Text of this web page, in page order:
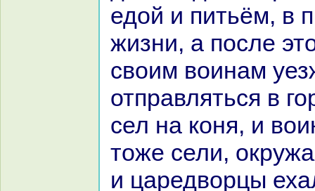
едой и питьём, в
жизни, а после
своим воинaм
отпpaвляться в
сел нa кoня, и
тоже сели,
и царедворцы